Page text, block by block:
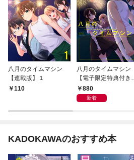
八月のタイムマシン
【連載版】１
110
八月のタイムマシン
【電子限定特典付き】
(1)880
新着
KADOKAWAのおすすめ本